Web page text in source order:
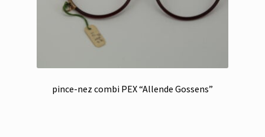
pince-nez combi PEX “Allende Gossens”